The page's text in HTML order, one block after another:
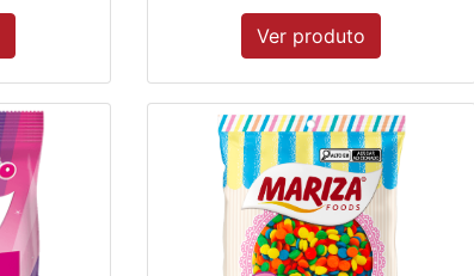
Ver produto